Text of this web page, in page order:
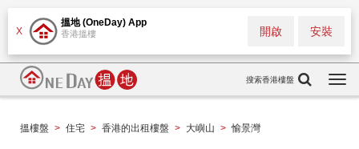
X
搵地 (OneDay) App
香港搵樓 安裝
開啟
搜索香港樓盤
搵樓盤 > 住宅 > 香港的出租樓盤 > 大嶼山 > 愉景灣